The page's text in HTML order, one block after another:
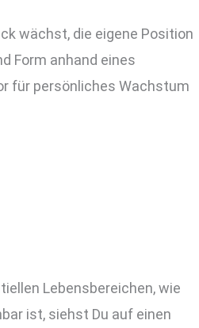
wächst, die eigene Position
Form anhand eines
für persönliches Wachstum
Lebensbereichen, wie
ist, siehst Du auf einen